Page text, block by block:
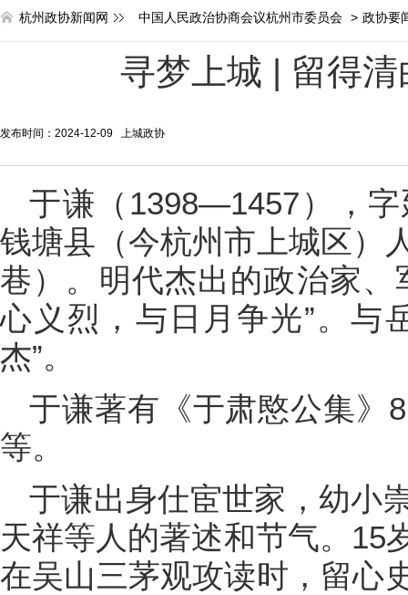
杭州政协新闻网 中国人民政治协商会议杭州市委员会 > 政协要
寻梦上城 | 留得
发布时间：2024-12-09 上城政协
于谦（1398—1457），
钱塘县（今杭州市上城区）
巷）。明代杰出的政治家
心义烈，与日月争光”。与
杰”。
于谦著有《于肃愍公集》
等。
于谦出身仕宦世家，幼小
天祥等人的著述和节气。15
在吴山三茅观攻读时，留心